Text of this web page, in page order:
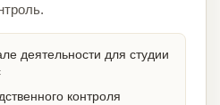
деятельности для студии
контроля